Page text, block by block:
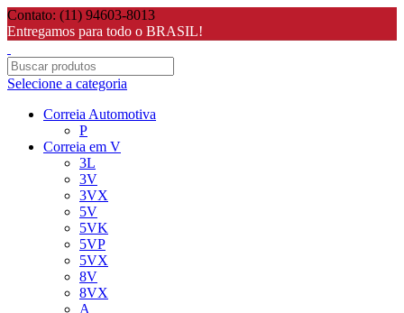
Contato: (11) 94603-8013
Entregamos para todo o BRASIL!
Selecione a categoria
Correia Automotiva
P
Correia em V
3L
3V
3VX
5V
5VK
5VP
5VX
8V
8VX
A